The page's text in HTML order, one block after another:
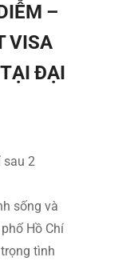
–
VISA
ĐẠI
sau 2
sống và
Hồ Chí
tình